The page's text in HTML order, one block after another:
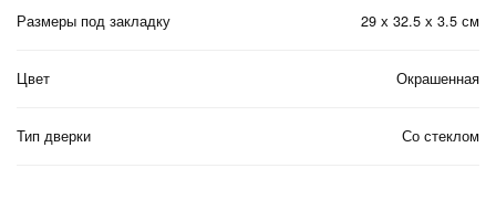
Размеры под закладку 29 х 32.5 х 3.5 см
Цвет Окрашенная
Тип дверки Со стеклом